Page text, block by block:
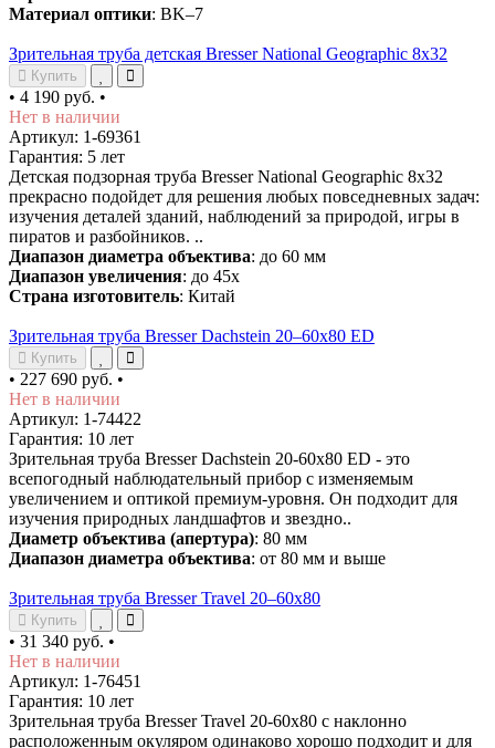
Материал оптики: BK–7
Зрительная труба детская Bresser National Geographic 8x32
Купить
• 4 190 руб. •
Нет в наличии
Артикул: 1-69361
Гарантия: 5 лет
Детская подзорная труба Bresser National Geographic 8x32
прекрасно подойдет для решения любых повседневных задач:
изучения деталей зданий, наблюдений за природой, игры в
пиратов и разбойников. ..
Диапазон диаметра объектива: до 60 мм
Диапазон увеличения: до 45х
Страна изготовитель: Китай
Зрительная труба Bresser Dachstein 20–60x80 ED
Купить
• 227 690 руб. •
Нет в наличии
Артикул: 1-74422
Гарантия: 10 лет
Зрительная труба Bresser Dachstein 20-60x80 ED - это
всепогодный наблюдательный прибор с изменяемым
увеличением и оптикой премиум-уровня. Он подходит для
изучения природных ландшафтов и звездно..
Диаметр объектива (апертура): 80 мм
Диапазон диаметра объектива: от 80 мм и выше
Зрительная труба Bresser Travel 20–60x80
Купить
• 31 340 руб. •
Нет в наличии
Артикул: 1-76451
Гарантия: 10 лет
Зрительная труба Bresser Travel 20-60x80 с наклонно
расположенным окуляром одинаково хорошо подходит и для